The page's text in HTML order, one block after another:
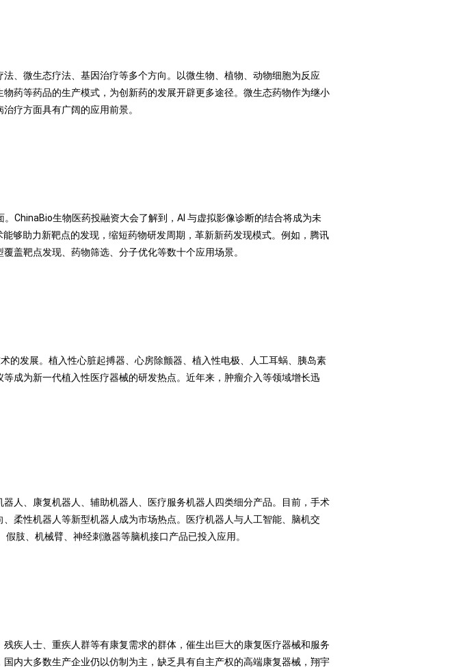
、微生态疗法、基因治疗等多个方向。以微生物、植物、动物细胞为反应
药等药品的生产模式，为创新药的发展开辟更多途径。微生态药物作为继小
疗方面具有广阔的应用前景。
ChinaBio生物医药投融资大会了解到，AI 与虚拟影像诊断的结合将成为未
够助力新靶点的发现，缩短药物研发周期，革新新药发现模式。例如，腾讯
盖靶点发现、药物筛选、分子优化等数十个应用场景。
的发展。植入性心脏起搏器、心房除颤器、植入性电极、人工耳蜗、胰岛素
成为新一代植入性医疗器械的研发热点。近年来，肿瘤介入等领域增长迅
人、康复机器人、辅助机器人、医疗服务机器人四类细分产品。目前，手术
柔性机器人等新型机器人成为市场热点。医疗机器人与人工智能、脑机交
肢、机械臂、神经刺激器等脑机接口产品已投入应用。
疾人士、重疾人群等有康复需求的群体，催生出巨大的康复医疗器械和服务
内大多数生产企业仍以仿制为主，缺乏具有自主产权的高端康复器械，翔宇